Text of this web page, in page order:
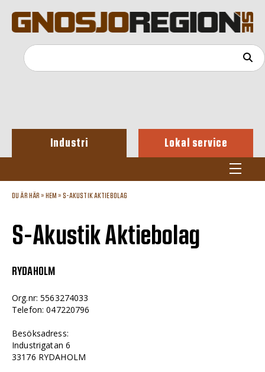
Industri Lokal service
DU ÄR HÄR » HEM » S-AKUSTIK AKTIEBOLAG
S-Akustik Aktiebolag
RYDAHOLM
Org.nr: 5563274033
Telefon: 047220796
Besöksadress:
Industrigatan 6
33176 RYDAHOLM